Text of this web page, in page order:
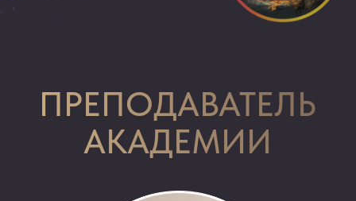
КАК СОЗДАЮТСЯ ДОРОГИЕ
КАРТИНЫ: ОБЗОР
АВТОРСКОЙ ТЕХНОЛОГИИ